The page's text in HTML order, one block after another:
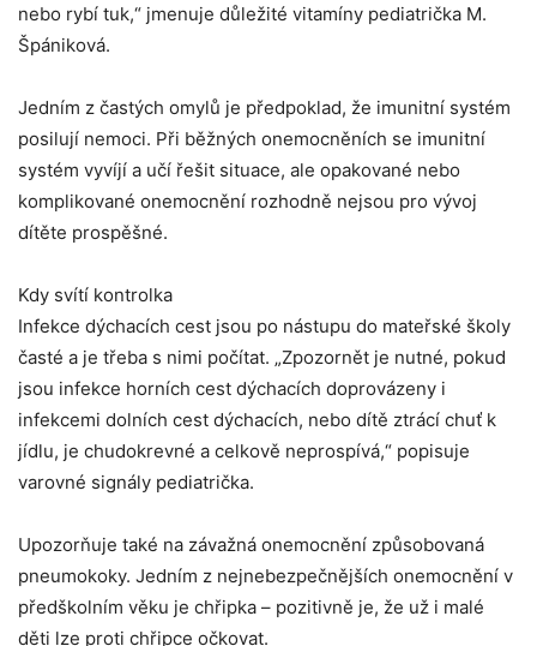
nebo rybí tuk,“ jmenuje důležité vitamíny pediatrička M.
Špániková.
Jedním z častých omylů je předpoklad, že imunitní systém
posilují nemoci. Při běžných onemocněních se imunitní
systém vyvíjí a učí řešit situace, ale opakované nebo
komplikované onemocnění rozhodně nejsou pro vývoj
dítěte prospěšné.
Kdy svítí kontrolka
Infekce dýchacích cest jsou po nástupu do mateřské školy
časté a je třeba s nimi počítat. „Zpozornět je nutné, pokud
jsou infekce horních cest dýchacích doprovázeny i
infekcemi dolních cest dýchacích, nebo dítě ztrácí chuť k
jídlu, je chudokrevné a celkově neprospívá,“ popisuje
varovné signály pediatrička.
Upozorňuje také na závažná onemocnění způsobovaná
pneumokoky. Jedním z nejnebezpečnějších onemocnění v
předškolním věku je chřipka – pozitivně je, že už i malé
děti lze proti chřipce očkovat.